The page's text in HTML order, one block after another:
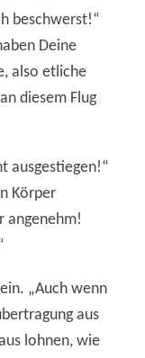
beschwerst!“
Deine
also etliche
diesem Flug
ausgestiegen!“
Körper
angenehm!
„Auch wenn
aus
lohnen, wie